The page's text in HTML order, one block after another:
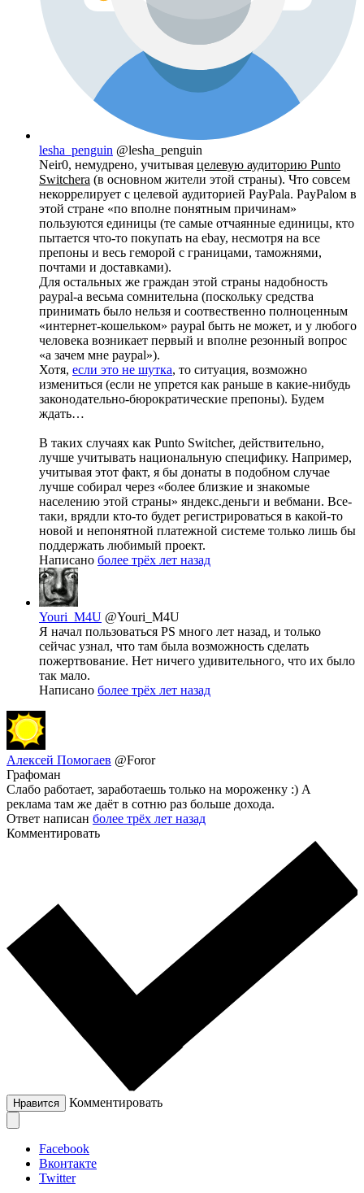
lesha_penguin @lesha_penguin
Neir0, немудрено, учитывая целевую аудиторию Punto
Switcherа (в основном жители этой страны). Что совсем
некоррелирует с целевой аудиторией PayPalа. PayPalом в
этой стране «по вполне понятным причинам»
пользуются единицы (те самые отчаянные единицы, кто
пытается что-то покупать на ebay, несмотря на все
препоны и весь геморой с границами, таможнями,
почтами и доставками).
Для остальных же граждан этой страны надобность
paypal-а весьма сомнительна (поскольку средства
принимать было нельзя и соотвественно полноценным
«интернет-кошельком» paypal быть не может, и у любого
человека возникает первый и вполне резонный вопрос
«а зачем мне paypal»).
Хотя, если это не шутка, то ситуация, возможно
измениться (если не упрется как раньше в какие-нибудь
законодательно-бюрократические препоны). Будем
ждать…
В таких случаях как Punto Switcher, действительно,
лучше учитывать национальную специфику. Например,
учитывая этот факт, я бы донаты в подобном случае
лучше собирал через «более близкие и знакомые
населению этой страны» яндекс.деньги и вебмани. Все-
таки, врядли кто-то будет регистрироваться в какой-то
новой и непонятной платежной системе только лишь бы
поддержать любимый проект.
Написано более трёх лет назад
Youri_M4U @Youri_M4U
Я начал пользоваться PS много лет назад, и только
сейчас узнал, что там была возможность сделать
пожертвование. Нет ничего удивительного, что их было
так мало.
Написано более трёх лет назад
Алексей Помогаев @Foror
Графоман
Слабо работает, заработаешь только на мороженку :) А
реклама там же даёт в сотню раз больше дохода.
Ответ написан более трёх лет назад
Комментировать
Нравится Комментировать
Facebook
Вконтакте
Twitter